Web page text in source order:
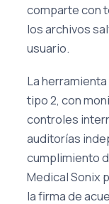
comparte con
los archivos
usuario.
La
tipo 2, con
controles
auditorías
cumplimiento
Medical Sonix
la firma de